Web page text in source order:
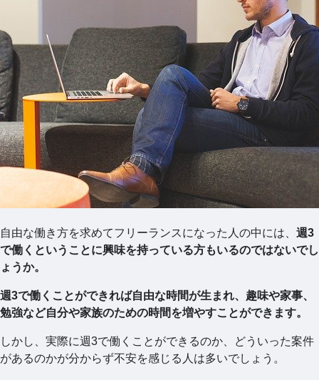
自由な働き方を求めてフリーランスになった人の中には、 週3
で働くということに興味を持っている方もいるのではないでし
ょうか。
週3で働くことができれば自由な時間が生まれ、趣味や家事、
勉強など自分や家族のための時間を増やすことができます。
しかし、実際に週3で働くことができるのか、どういった案件
があるのかが分からず不安を感じる人は多いでしょう。